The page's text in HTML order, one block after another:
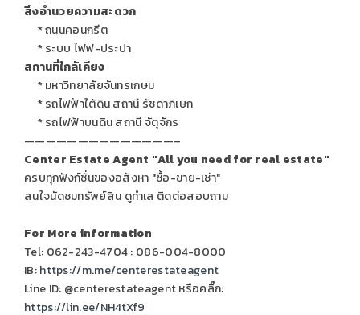
สิ่งอำนวยความสะดวก
* ถนนคอนกรีต
* ระบบ ไฟฟ-ประปา
สถานที่ใกล้เคียง
* มหาวิทยาลัยจันทรเกษม
* รถไฟฟ้าใต้ดิน สถานี รัชดาภิเษก
* รถไฟฟ้าบนดิน สถานี จัตุจักร
——————————————–
Center Estate Agent "All you need for real estate"
ครบทุกฟังก์ชั่นของอสังหา "ซื้อ-ขาย-เช่า"
สนใจนัดชมทรัพย์สิน ดูทำเล ติดต่อสอบถาม
For More information
Tel: 062-243-4704 : 086-004-8000
IB:https://m.me/centerestateagent
Line ID: @centerestateagent หรือคลิ๊ก:
https://lin.ee/NH4tXf9